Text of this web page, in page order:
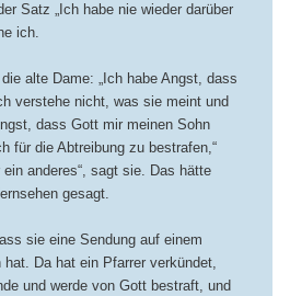
Satz „Ich habe nie wieder darüber
ich.
alte Dame: „Ich habe Angst, dass
verstehe nicht, was sie meint und
dass Gott mir meinen Sohn
für die Abtreibung zu bestrafen,“
anderes“, sagt sie. Das hätte
gesagt.
sie eine Sendung auf einem
Da hat ein Pfarrer verkündet,
und werde von Gott bestraft, und